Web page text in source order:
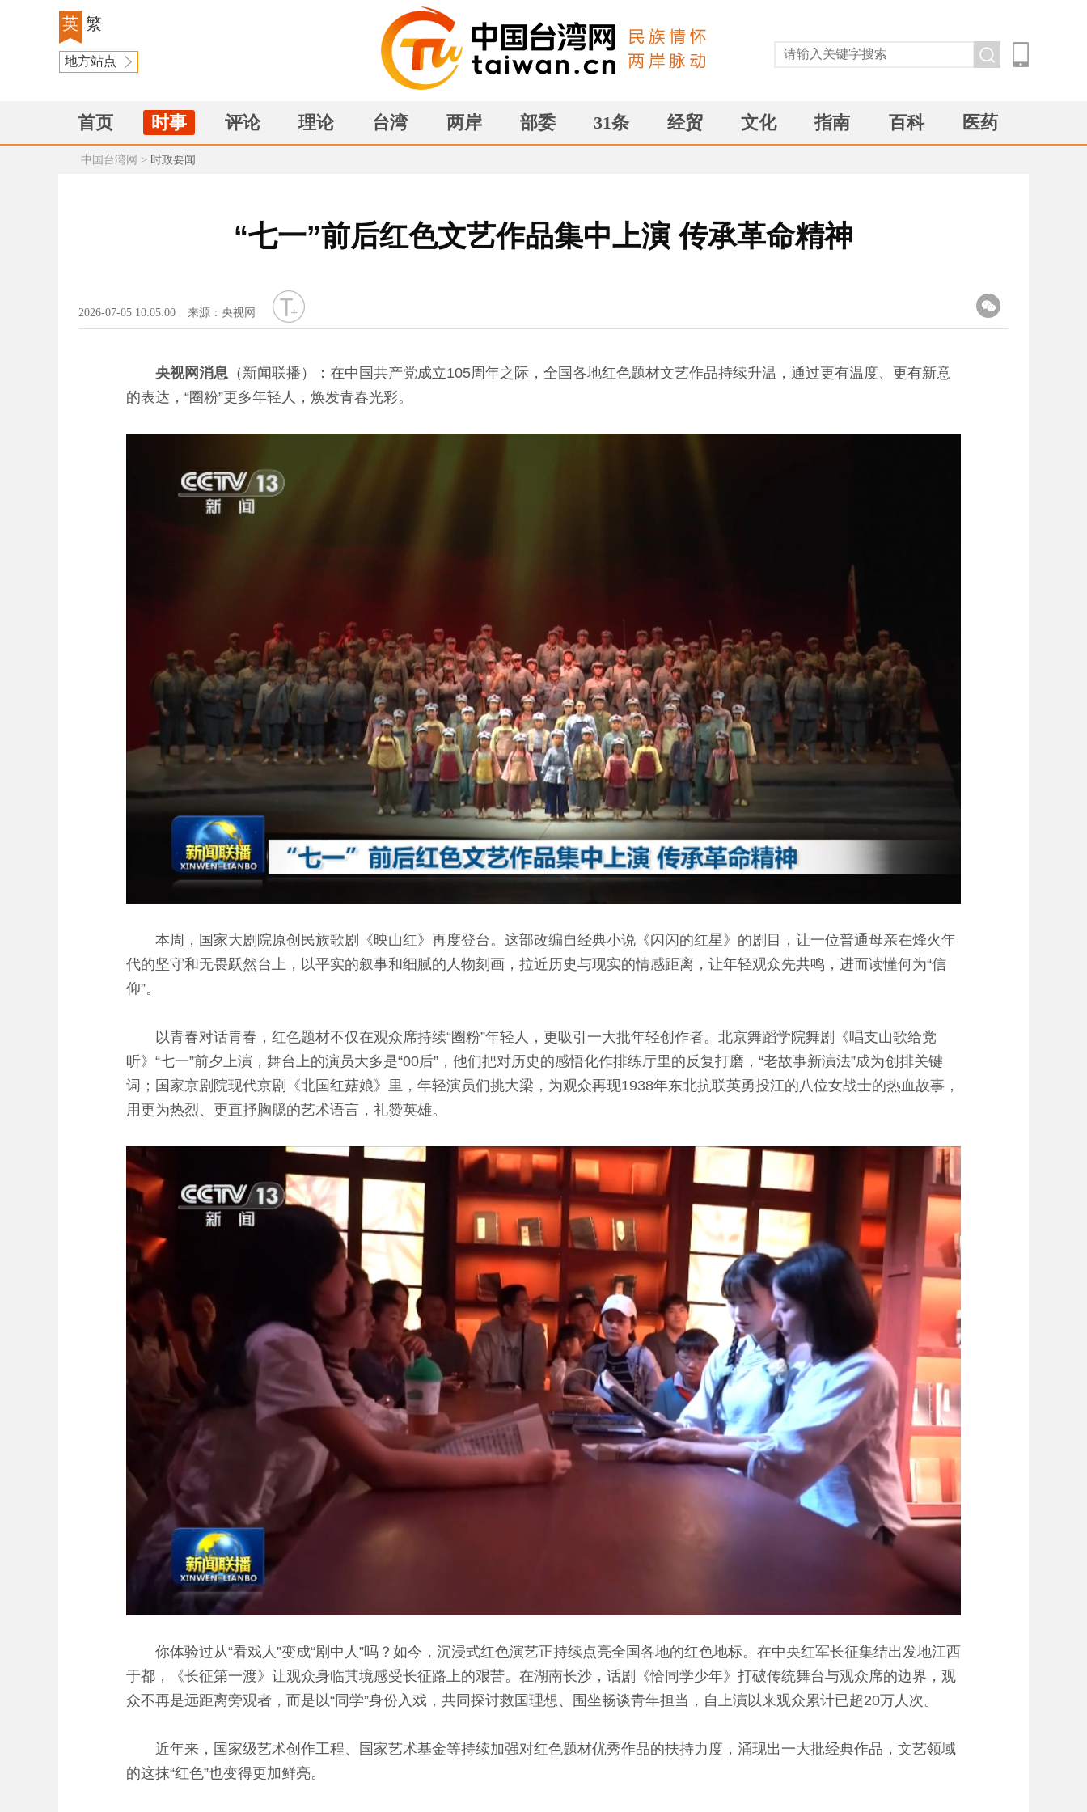
英 繁
地方站点
首页 时事 评论 理论 台湾 两岸 部委 31条 经贸 文化 指南 百科 医药
中国台湾网 > 时政要闻
“七一”前后红色文艺作品集中上演 传承革命精神
2026-07-05 10:05:00 来源：央视网
字号
央视网消息 （新闻联播）：在中国共产党成立105周年之际，全国各地红色题材文艺作品持续升温，通过更有温度、更有新意
的表达，“圈粉”更多年轻人，焕发青春光彩。
本周，国家大剧院原创民族歌剧《映山红》再度登台。这部改编自经典小说《闪闪的红星》的剧目，让一位普通母亲在烽火年
代的坚守和无畏跃然台上，以平实的叙事和细腻的人物刻画，拉近历史与现实的情感距离，让年轻观众先共鸣，进而读懂何为“信
仰”。
以青春对话青春，红色题材不仅在观众席持续“圈粉”年轻人，更吸引一大批年轻创作者。北京舞蹈学院舞剧《唱支山歌给党
听》“七一”前夕上演，舞台上的演员大多是“00后”，他们把对历史的感悟化作排练厅里的反复打磨，“老故事新演法”成为创排关键
词；国家京剧院现代京剧《北国红菇娘》里，年轻演员们挑大梁，为观众再现1938年东北抗联英勇投江的八位女战士的热血故事，
用更为热烈、更直抒胸臆的艺术语言，礼赞英雄。
你体验过从“看戏人”变成“剧中人”吗？如今，沉浸式红色演艺正持续点亮全国各地的红色地标。在中央红军长征集结出发地江西
于都，《长征第一渡》让观众身临其境感受长征路上的艰苦。在湖南长沙，话剧《恰同学少年》打破传统舞台与观众席的边界，观
众不再是远距离旁观者，而是以“同学”身份入戏，共同探讨救国理想、围坐畅谈青年担当，自上演以来观众累计已超20万人次。
近年来，国家级艺术创作工程、国家艺术基金等持续加强对红色题材优秀作品的扶持力度，涌现出一大批经典作品，文艺领域
的这抹“红色”也变得更加鲜亮。